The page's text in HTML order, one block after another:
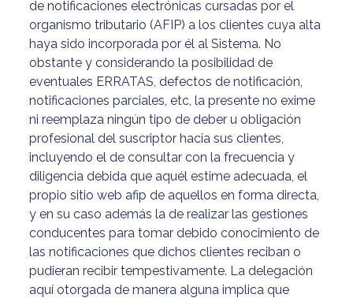
de notificaciones electrónicas cursadas por el
organismo tributario (AFIP) a los clientes cuya alta
haya sido incorporada por él al Sistema. No
obstante y considerando la posibilidad de
eventuales ERRATAS, defectos de notificación,
notificaciones parciales, etc, la presente no exime
ni reemplaza ningún tipo de deber u obligación
profesional del suscriptor hacia sus clientes,
incluyendo el de consultar con la frecuencia y
diligencia debida que aquél estime adecuada, el
propio sitio web afip de aquellos en forma directa,
y en su caso además la de realizar las gestiones
conducentes para tomar debido conocimiento de
las notificaciones que dichos clientes reciban o
pudieran recibir tempestivamente. La delegación
aquí otorgada de manera alguna implica que